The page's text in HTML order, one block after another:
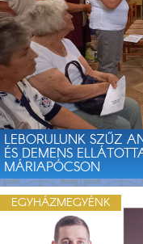
LEBORULUNK SZŰZ
ÉS DEMENS
MÁRIAPÓCSON
EGYHÁZMEGYÉNK